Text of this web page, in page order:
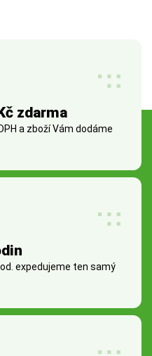
zdarma
a zboží Vám dodáme
expedujeme ten samý